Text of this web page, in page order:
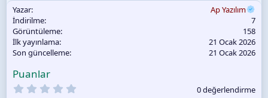
p
k
i
l
e
r
Yazar
Ap Yazılım
İndirilme
7
Görüntüleme
158
İlk yayınlama
21 Ocak 2026
Son güncelleme
21 Ocak 2026
Puanlar
0 değerlendirme